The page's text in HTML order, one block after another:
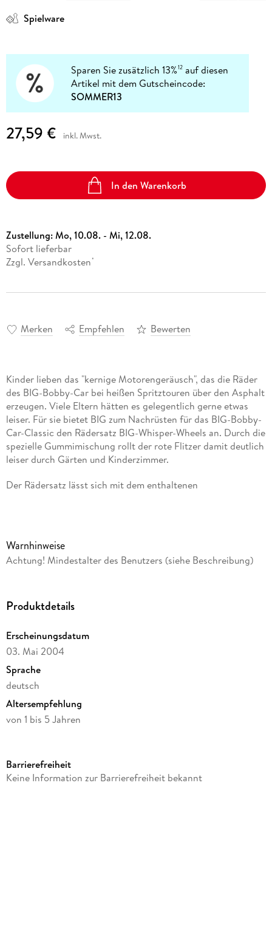
Spielware
Sparen Sie zusätzlich 13%12 auf diesen
Artikel mit dem Gutscheincode:
SOMMER13
27,59 € inkl. Mwst.
In den Warenkorb
Zustellung:Mo, 10.08. - Mi, 12.08.
Sofort lieferbar
Zzgl. Versandkosten *
Merken Empfehlen Bewerten
Kinder lieben das "kernige Motorengeräusch", das die Räder
des BIG-Bobby-Car bei heißen Spritztouren über den Asphalt
erzeugen. Viele Eltern hätten es gelegentlich gerne etwas
leiser. Für sie bietet BIG zum Nachrüsten für das BIG-Bobby-
Car-Classic den Rädersatz BIG-Whisper-Wheels an. Durch die
spezielle Gummimischung rollt der rote Flitzer damit deutlich
leiser durch Gärten und Kinderzimmer.
Der Rädersatz lässt sich mit dem enthaltenen
Befestigungsclips sowie eine Montageanleitung enthalten.
Warnhinweise
Achtung! Mindestalter des Benutzers (siehe Beschreibung)
Produktdetails
Erscheinungsdatum
03. Mai 2004
Sprache
deutsch
Altersempfehlung
von 1 bis 5 Jahren
Produktart
Barrierefreiheit
Keine Information zur Barrierefreiheit bekannt